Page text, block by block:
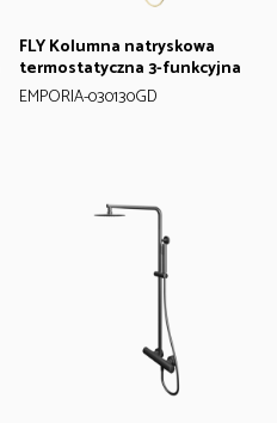
FLY Kolumna natryskowa
termostatyczna 3-funkcyjna
EMPORIA-030130GD